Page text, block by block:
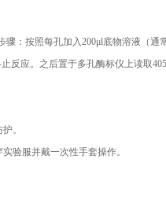
骤：按照每孔加入 200μl底物溶液（通
反应。之后置于多孔酶标仪上读取
。
验服并戴一次性手套操作。